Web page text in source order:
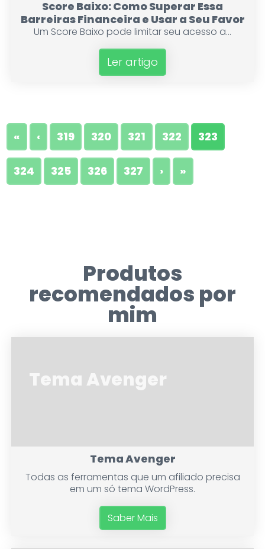
Score Baixo: Como Superar Essa
Barreiras Financeira e Usar a Seu Favor
Um Score Baixo pode limitar seu acesso a...
Ler artigo
« ‹ 319 320 321 322 323
324 325 326 327 › »
Produtos
recomendados por
mim
Tema Avenger
Tema Avenger
Todas as ferramentas que um afiliado precisa
em um só tema WordPress.
Saber Mais